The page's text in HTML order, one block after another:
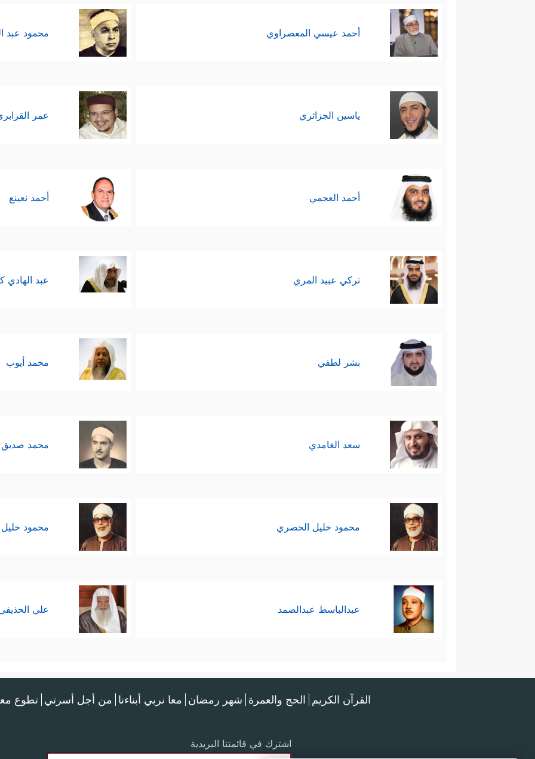
أحمد عيسي المعصراوي محمود عبد
ياسين الجزائري عمر
أحمد العجمي أحمد نعينع
تركي عبيد المري عبد الهادي
بشر لطفي محمد أيوب
سعد الغامدي محمد صديق
محمود خليل الحصري محمود
عبدالباسط عبدالصمد علي
القرآن الكريم الحج والعمرة شهر رمضان معا نربي أبناءنا من أجل أسرتي تطوع
اشترك في قائمتنا البريدية